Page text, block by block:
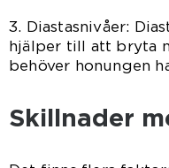
3. Diastasnivåer:
hjälper till att bryta
behöver honungen
Skillnader